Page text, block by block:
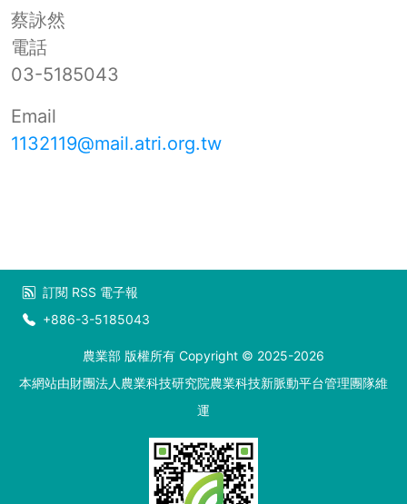
蔡詠然
電話
03-5185043
Email
1132119@mail.atri.org.tw
訂閱 RSS 電子報
+886-3-5185043
農業部 版權所有 Copyright © 2025-2026
本網站由財團法人農業科技研究院農業科技新脈動平台管理團隊維
運